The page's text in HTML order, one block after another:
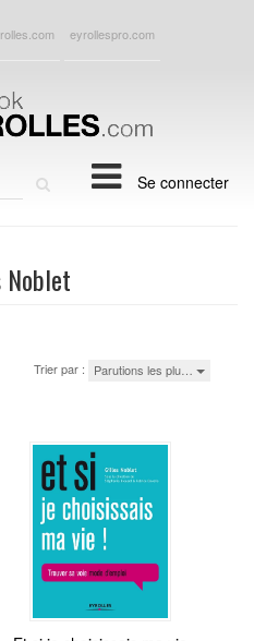
eyrollespro.com
Se connecter
Noblet
Trier par : Parutions les plu…